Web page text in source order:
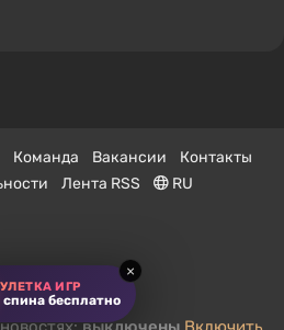
ИГР
спина бесплатно
×
Команда Вакансии
Контакты
Лента RSS RU